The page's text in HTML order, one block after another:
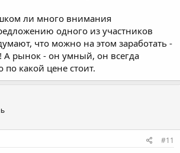
ли много внимания
одного из участников
что можно на этом заработать -
А рынок - он умный, он всегда
по какой цене стоит.
#11